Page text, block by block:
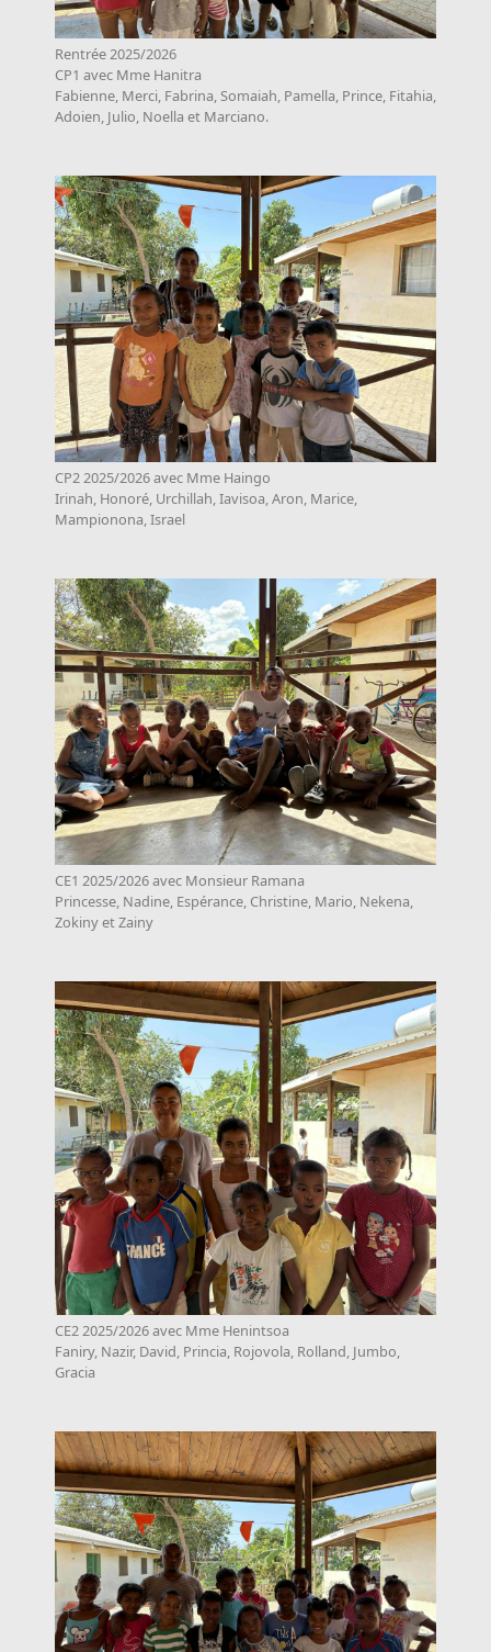
Rentrée 2025/2026
CP1 avec Mme Hanitra
Fabienne, Merci, Fabrina, Somaiah, Pamella, Prince, Fitahia,
Adoien, Julio, Noella et Marciano.
CP2 2025/2026 avec Mme Haingo
Irinah, Honoré, Urchillah, Iavisoa, Aron, Marice,
Mampionona, Israel
CE1 2025/2026 avec Monsieur Ramana
Princesse, Nadine, Espérance, Christine, Mario, Nekena,
Zokiny et Zainy
CE2 2025/2026 avec Mme Henintsoa
Faniry, Nazir, David, Princia, Rojovola, Rolland, Jumbo,
Gracia